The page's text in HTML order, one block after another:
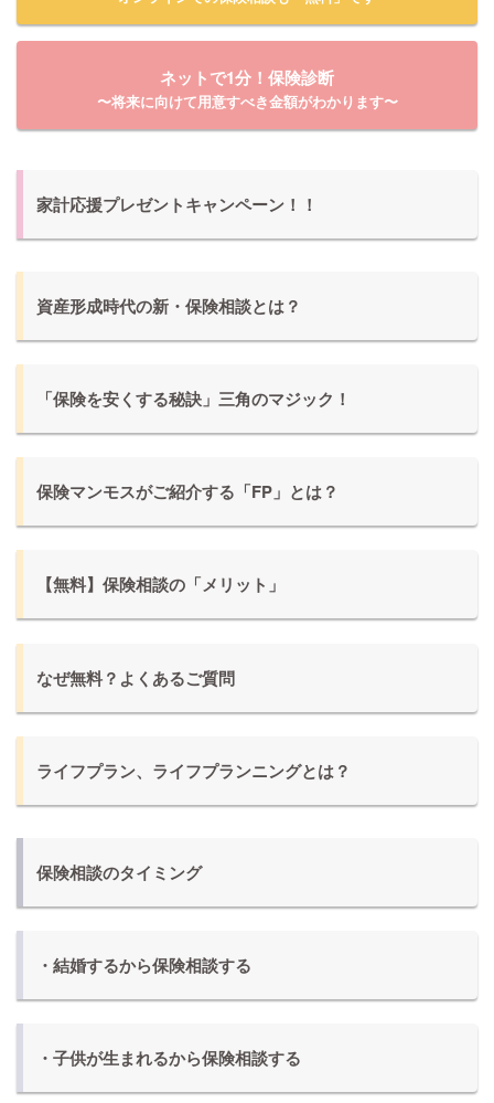
ネットで1分！保険診断
〜将来に向けて用意すべき金額がわかります〜
家計応援プレゼントキャンペーン！！
資産形成時代の新・保険相談とは？
「保険を安くする秘訣」三角のマジック！
保険マンモスがご紹介する「FP」とは？
【無料】保険相談の「メリット」
なぜ無料？よくあるご質問
ライフプラン、ライフプランニングとは？
保険相談のタイミング
・結婚するから保険相談する
・子供が生まれるから保険相談する